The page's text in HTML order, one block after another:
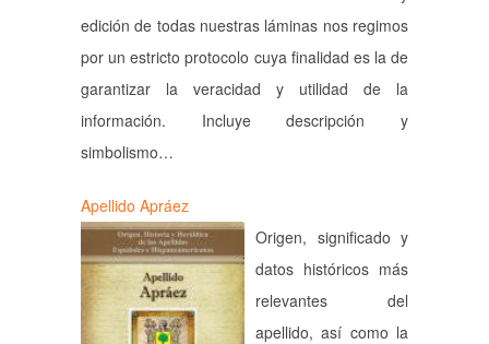
edición de todas nuestras láminas nos regimos
por un estricto protocolo cuya finalidad es la de
garantizar la veracidad y utilidad de la
información. Incluye descripción y
simbolismo…
Apellido Apráez
Origen, significado y
datos históricos más
relevantes del
apellido, así como la